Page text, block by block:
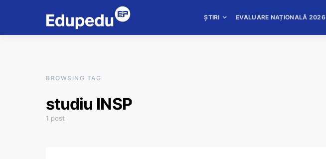
ȘTIRI EVALUARE NAȚIONALĂ 2026
BROWSING TAG
studiu INSP
1 post